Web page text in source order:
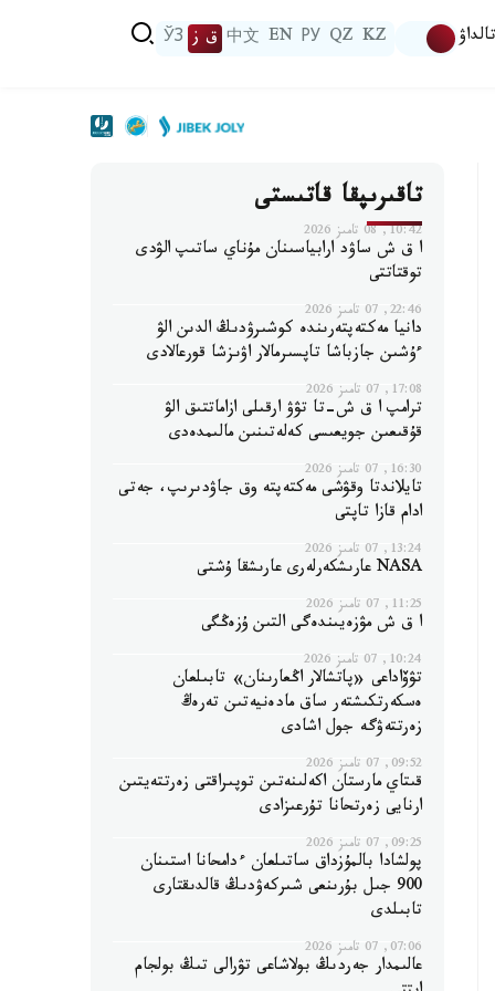
تالداۋ KZ
QZ
РУ
EN
中文 ق ز ЎЗ
تاقىرىپقا قاتىستى
10:42, 08 تامىز 2026
ا ق ش ساۋد ارابياسىنان مۇناي ساتىپ الۋدى
توقتاتتى
22:46, 07 تامىز 2026
دانيا مەكتەپتەرىندە كوشىرۋدىڭ الدىن الۋ
ءۇشىن جازباشا تاپسىرمالار اۋىزشا قورعالادى
17:08, 07 تامىز 2026
ترامپ ا ق ش-تا تۋۋ ارقىلى ازاماتتىق الۋ
قۇقىعىن جويعىسى كەلەتىنىن مالىمدەدى
16:30, 07 تامىز 2026
تايلاندتا وقۋشى مەكتەپتە وق جاۋدىرىپ، جەتى
ادام قازا تاپتى
13:24, 07 تامىز 2026
NASA عارىشكەرلەرى عارىشقا ۇشتى
11:25, 07 تامىز 2026
ا ق ش مۋزەيىندەگى التىن ۇزەڭگى
10:24, 07 تامىز 2026
تۋۆاداعى «پاتشالار اڭعارىنان» تابىلعان
ەسكەرتكىشتەر ساق مادەنيەتىن تەرەڭ
زەرتتەۋگە جول اشادى
09:52, 07 تامىز 2026
قىتاي مارستان اكەلىنەتىن توپىراقتى زەرتتەيتىن
ارنايى زەرتحانا تۇرعىزادى
09:25, 07 تامىز 2026
پولشادا بالمۇزداق ساتىلعان ءدامحانا استىنان
900 جىل بۇرىنعى شىركەۋدىڭ قالدىقتارى
تابىلدى
07:06, 07 تامىز 2026
عالىمدار جەردىڭ بولاشاعى تۋرالى تىڭ بولجام